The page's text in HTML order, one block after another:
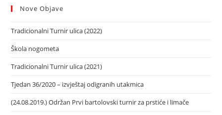
Nove Objave
Tradicionalni Turnir ulica (2022)
Škola nogometa
Tradicionalni Turnir ulica (2021)
Tjedan 36/2020 – izvještaj odigranih utakmica
(24.08.2019.) Održan Prvi bartolovski turnir za prstiće i limače